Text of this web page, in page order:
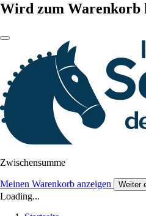
Wird zum Warenkorb
Zwischensumme
Meinen Warenkorb anzeigen Weiter
Loading...